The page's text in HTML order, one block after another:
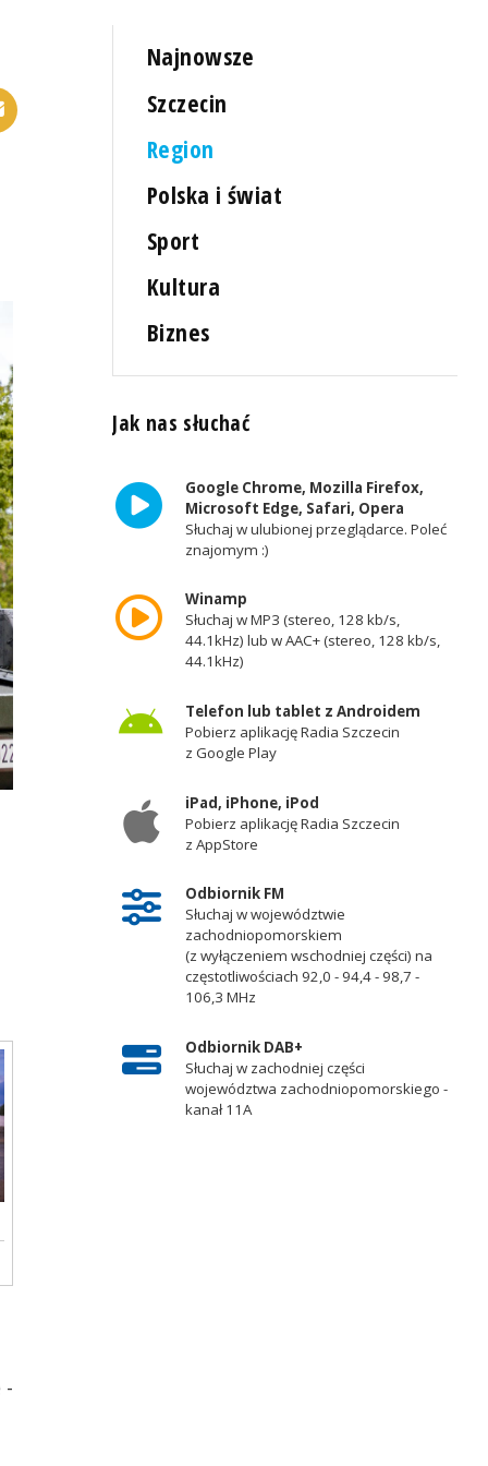
-
Najnowsze
Szczecin
Region
Polska i świat
Sport
Kultura
Biznes
Jak nas słuchać
Google Chrome, Mozilla Firefox,
Microsoft Edge, Safari, Opera
Słuchaj w ulubionej przeglądarce. Poleć
znajomym :)
Winamp
Słuchaj w MP3 (stereo, 128 kb/s,
44.1kHz) lub w AAC+ (stereo, 128 kb/s,
44.1kHz)
Telefon lub tablet z Androidem
Pobierz aplikację Radia Szczecin
z Google Play
iPad, iPhone, iPod
Pobierz aplikację Radia Szczecin
z AppStore
Odbiornik FM
Słuchaj w województwie
zachodniopomorskiem
(z wyłączeniem wschodniej części) na
częstotliwościach 92,0 - 94,4 - 98,7 -
106,3 MHz
Odbiornik DAB+
Słuchaj w zachodniej części
województwa zachodniopomorskiego -
kanał 11A